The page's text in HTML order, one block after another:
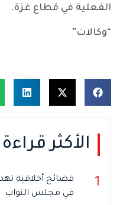
الفعلية في قطاع غزة.
“وكالات”
الأكثر قراءة
1
في مجلس النواب